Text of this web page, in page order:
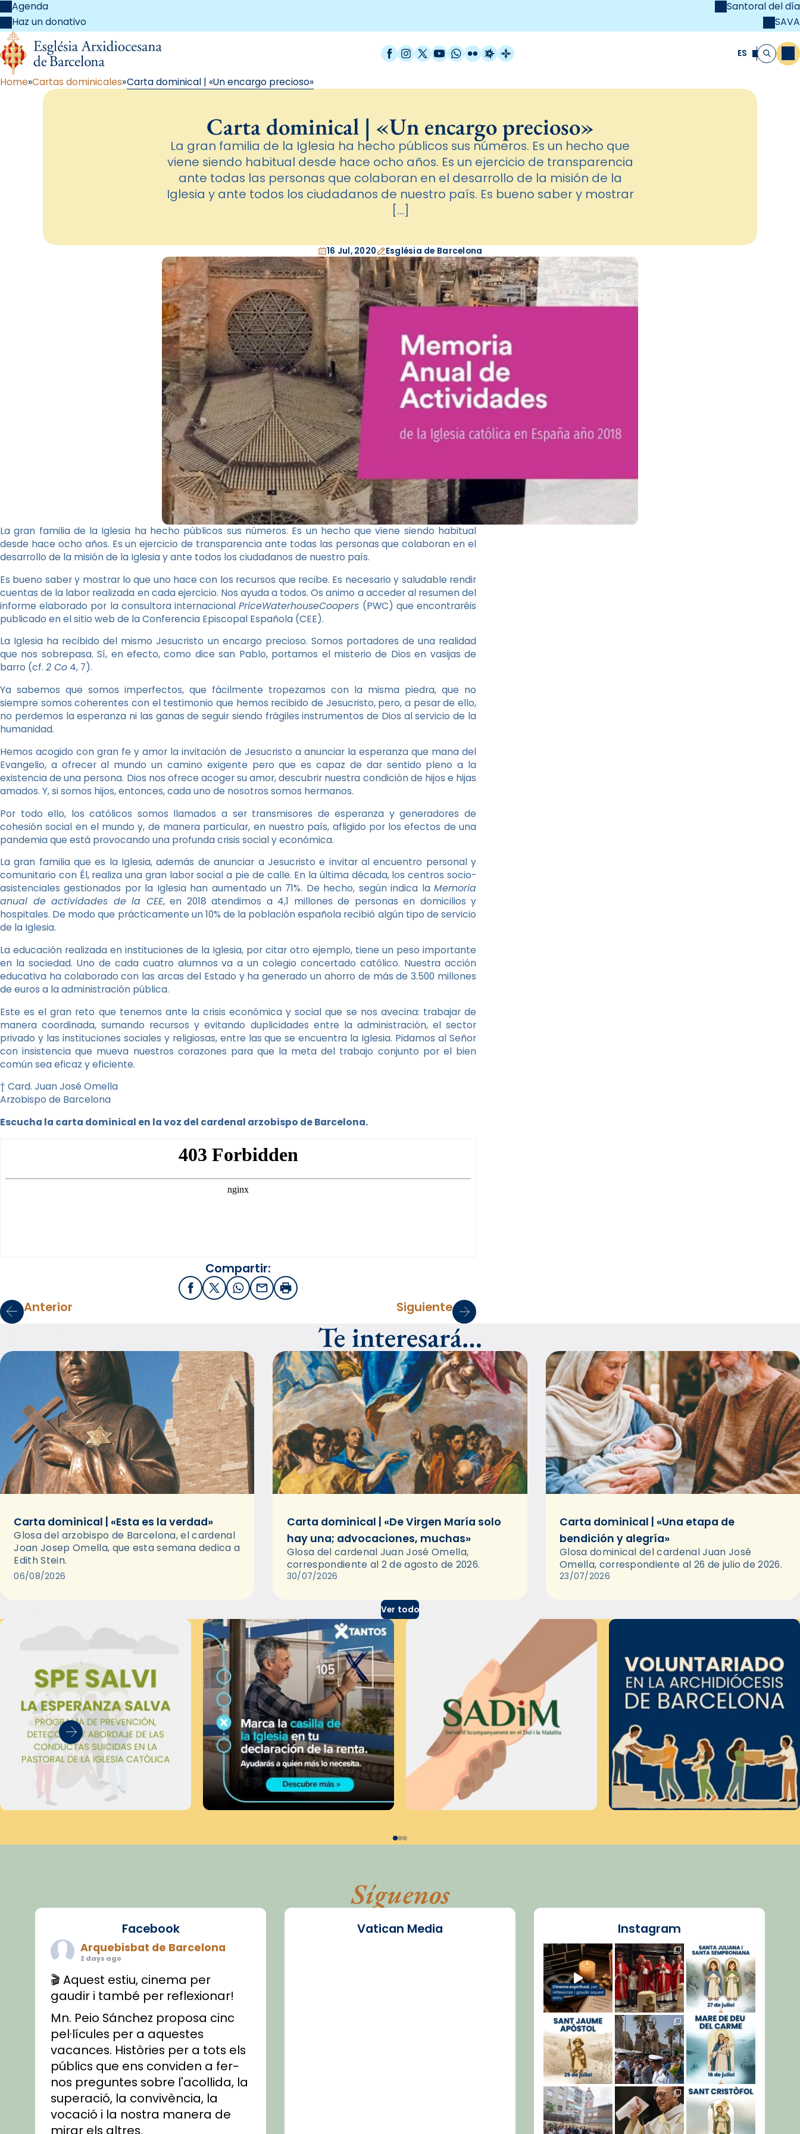
Agenda
Haz un donativo
Santoral del día
SAVA
Facebook
Instagram
X / Twitter
YouTube
WhatsApp
FlickrRadio Estel
Catalunya Cristiana ES Buscar
Home Cartas dominicales Carta dominical | «Un encargo precioso»
Carta dominical | «Un encargo precioso»
La gran familia de la Iglesia ha hecho públicos sus números. Es un hecho que
viene siendo habitual desde hace ocho años. Es un ejercicio de transparencia
ante todas las personas que colaboran en el desarrollo de la misión de la
Iglesia y ante todos los ciudadanos de nuestro país. Es bueno saber y mostrar
[…]
16 Jul, 2020 Església de Barcelona
La gran familia de la Iglesia ha hecho públicos sus números. Es un hecho que viene siendo habitual
desde hace ocho años. Es un ejercicio de transparencia ante todas las personas que colaboran en el
desarrollo de la misión de la Iglesia y ante todos los ciudadanos de nuestro país.
Es bueno saber y mostrar lo que uno hace con los recursos que recibe. Es necesario y saludable rendir
cuentas de la labor realizada en cada ejercicio. Nos ayuda a todos. Os animo a acceder al resumen del
informe elaborado por la consultora internacionalPriceWaterhouseCoopers (PWC) que encontraréis
publicado en el sitio web de la Conferencia Episcopal Española (CEE).
La Iglesia ha recibido del mismo Jesucristo un encargo precioso. Somos portadores de una realidad
que nos sobrepasa. Sí, en efecto, como dice san Pablo, portamos el misterio de Dios en vasijas de
barro (cf. 2 Co 4, 7).
Ya sabemos que somos imperfectos, que fácilmente tropezamos con la misma piedra, que no
siempre somos coherentes con el testimonio que hemos recibido de Jesucristo, pero, a pesar de ello,
no perdemos la esperanza ni las ganas de seguir siendo frágiles instrumentos de Dios al servicio de la
humanidad.
Hemos acogido con gran fe y amor la invitación de Jesucristo a anunciar la esperanza que mana del
Evangelio, a ofrecer al mundo un camino exigente pero que es capaz de dar sentido pleno a la
existencia de una persona. Dios nos ofrece acoger su amor, descubrir nuestra condición de hijos e hijas
amados. Y, si somos hijos, entonces, cada uno de nosotros somos hermanos.
Por todo ello, los católicos somos llamados a ser transmisores de esperanza y generadores de
cohesión social en el mundo y, de manera particular, en nuestro país, afligido por los efectos de una
pandemia que está provocando una profunda crisis social y económica.
La gran familia que es la Iglesia, además de anunciar a Jesucristo e invitar al encuentro personal y
comunitario con Él, realiza una gran labor social a pie de calle. En la última década, los centros socio-
asistenciales gestionados por la Iglesia han aumentado un 71%. De hecho, según indica la Memoria
anual de actividades de la CEE, en 2018 atendimos a 4,1 millones de personas en domicilios y
hospitales. De modo que prácticamente un 10% de la población española recibió algún tipo de servicio
de la Iglesia.
La educación realizada en instituciones de la Iglesia, por citar otro ejemplo, tiene un peso importante
en la sociedad. Uno de cada cuatro alumnos va a un colegio concertado católico. Nuestra acción
educativa ha colaborado con las arcas del Estado y ha generado un ahorro de más de 3.500 millones
de euros a la administración pública.
Este es el gran reto que tenemos ante la crisis económica y social que se nos avecina: trabajar de
manera coordinada, sumando recursos y evitando duplicidades entre la administración, el sector
privado y las instituciones sociales y religiosas, entre las que se encuentra la Iglesia. Pidamos al Señor
con insistencia que mueva nuestros corazones para que la meta del trabajo conjunto por el bien
común sea eficaz y eficiente.
† Card. Juan José Omella
Arzobispo de Barcelona
Escucha la carta dominical en la voz del cardenal arzobispo de Barcelona.
Compartir:
FacebookX / Twitter
WhatsApp
EmailImprimir
Anterior Siguiente
Te interesará…
Carta dominical | «Esta es la verdad»
Glosa del arzobispo de Barcelona, el cardenal
Joan Josep Omella, que esta semana dedica a
Edith Stein.
06/08/2026
Carta dominical | «De Virgen María solo
hay una; advocaciones, muchas»
Glosa del cardenal Juan José Omella,
correspondiente al 2 de agosto de 2026.
30/07/2026
Carta dominical | «Una etapa de
bendición y alegría»
Glosa dominical del cardenal Juan José
Omella, correspondiente al 26 de julio de 2026.
23/07/2026
Ver todo
Síguenos
Facebook
Arquebisbat de Barcelona
2 days ago
🎬 Aquest estiu, cinema per
gaudir i també per reflexionar!
Mn. Peio Sánchez proposa cinc
pel·lícules per a aquestes
vacances. Històries per a tots els
públics que ens conviden a fer-
nos preguntes sobre l'acollida, la
superació, la convivència, la
vocació i la nostra manera de
mirar els altres.
Vatican Media Instagram